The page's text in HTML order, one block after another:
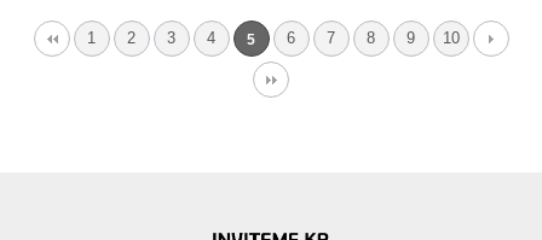
1 2 3 4 5 6 7 8 9 10